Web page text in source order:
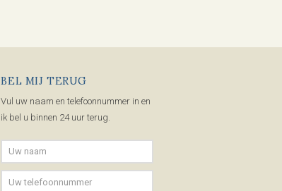
BEL MIJ TERUG
Vul uw naam en telefoonnummer in en
ik bel u binnen 24 uur terug.